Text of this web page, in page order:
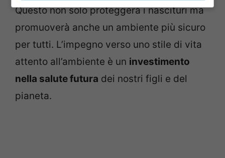
Questo non solo proteggerà i nascituri ma
promuoverà anche un ambiente più sicuro
per tutti. L’impegno verso uno stile di vita
attento all’ambiente è un investimento
nella salute futura dei nostri figli e del
pianeta.